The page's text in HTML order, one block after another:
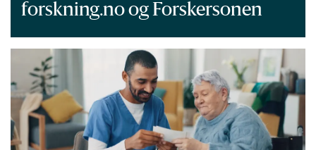
forskning.no og Forskersonen